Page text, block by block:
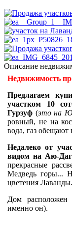
Описание
Недвижимость
Предлагаем
участком 10
Гурзуф (это на
ровный, не на
вода, газ обещают
Недалеко от
видом на Аю-Даг
прекрасные
Медведь горы...
цветения Лаванды.
Дом расположен
именно он).